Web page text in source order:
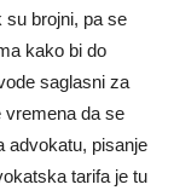
su brojni, pa se
kako bi do
saglasni za
vremena da se
advokatu, pisanje
tarifa je tu